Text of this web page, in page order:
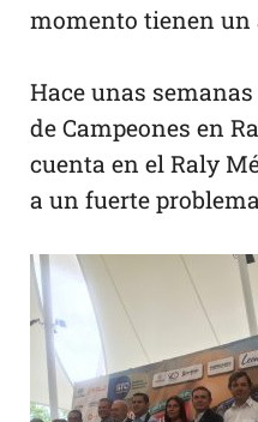
momento tienen un
Hace unas
de Campeones en
cuenta en el Raly
a un fuerte